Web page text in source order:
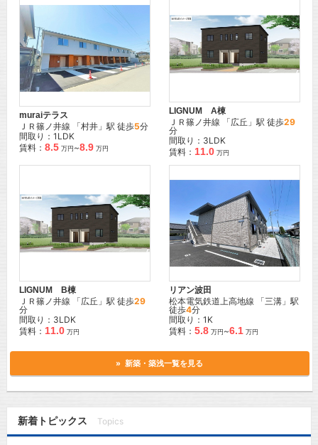
muraiテラス
ＪＲ篠ノ井線 「村井」駅 徒歩5分
間取り：1LDK
賃料： 8.5 万円~8.9 万円
LIGNUM A棟
ＪＲ篠ノ井線 「広丘 」駅 徒歩29
分
間取り：3LDK
賃料： 11.0 万円
LIGNUM B棟
ＪＲ篠ノ井線 「広丘 」駅 徒歩29
分
間取り：3LDK
賃料： 11.0 万円
リアン波田
松本電気鉄道上高地線 「三溝」駅
徒歩4分
間取り：1K
賃料： 5.8 万円~6.1 万円
» 新築・築浅一覧を見る
新着トピックス Topics